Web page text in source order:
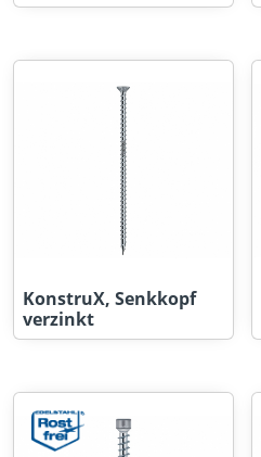
KonstruX, Senkkopf
verzinkt